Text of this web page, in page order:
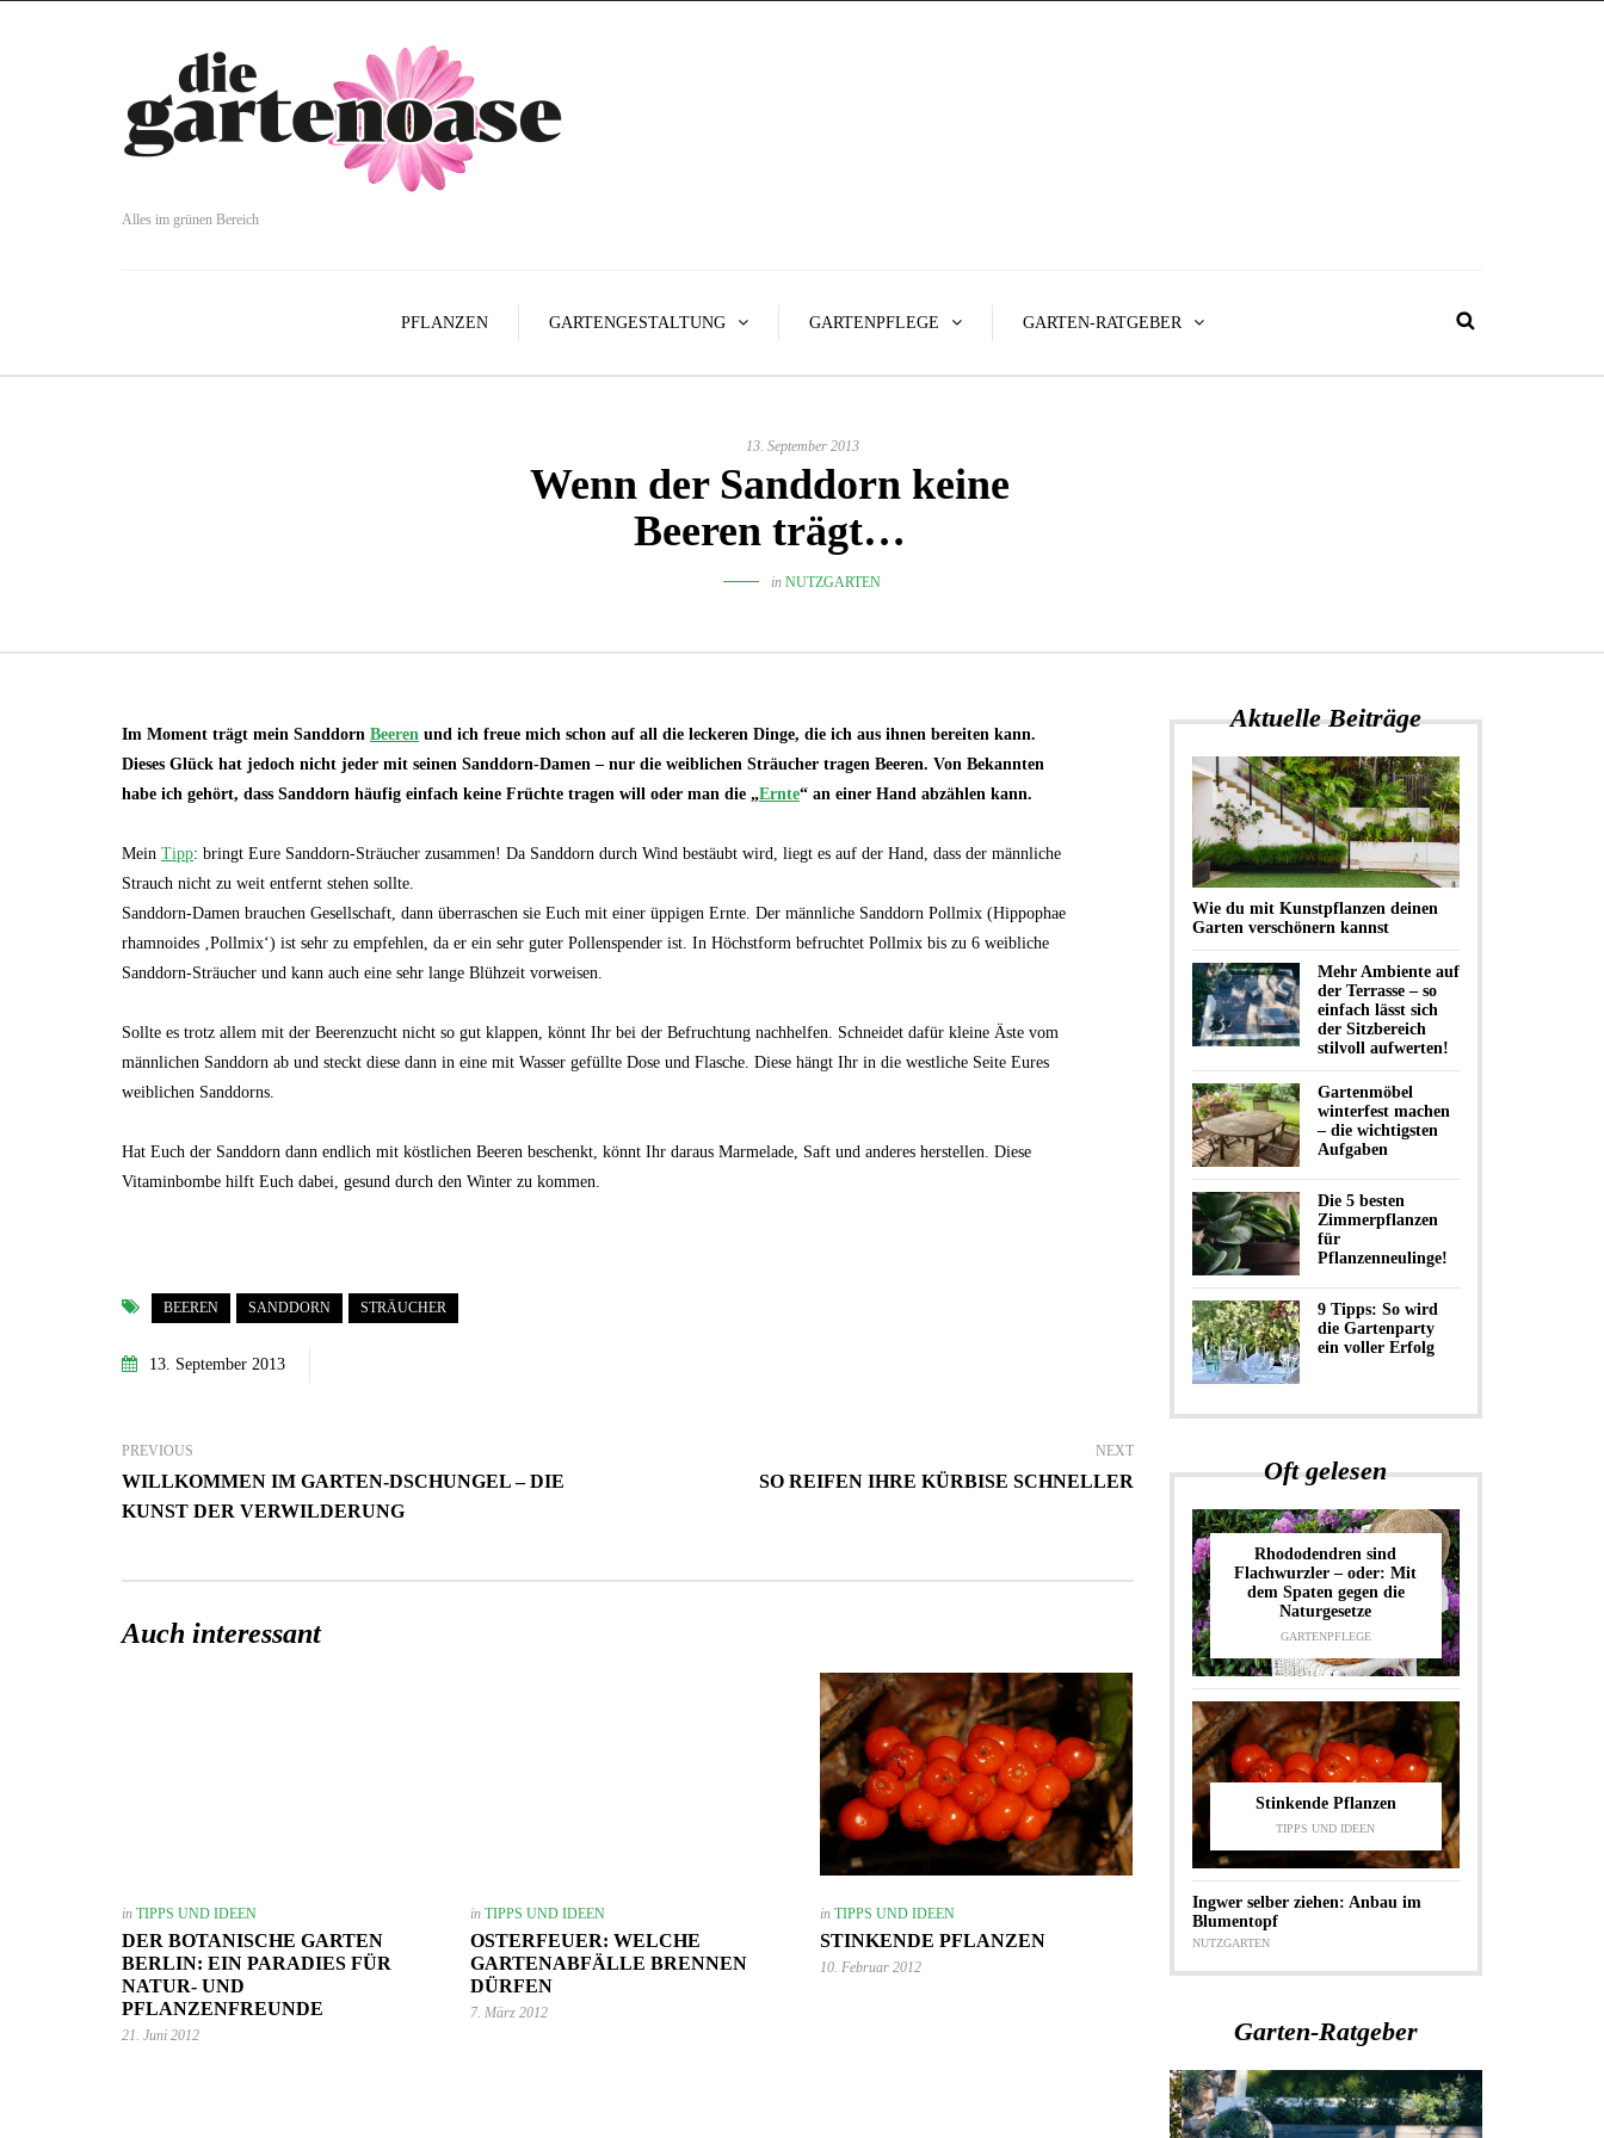
Alles im grünen Bereich
PFLANZEN GARTENGESTALTUNG GARTENPFLEGE GARTEN-RATGEBER
13. September 2013
Wenn der Sanddorn keine
Beeren trägt…
in NUTZGARTEN
Im Moment trägt mein Sanddorn Beeren und ich freue mich schon auf all die leckeren Dinge, die ich aus ihnen bereiten kann.
Dieses Glück hat jedoch nicht jeder mit seinen Sanddorn-Damen – nur die weiblichen Sträucher tragen Beeren. Von Bekannten
habe ich gehört, dass Sanddorn häufig einfach keine Früchte tragen will oder man die „Ernte“ an einer Hand abzählen kann.
Mein Tipp: bringt Eure Sanddorn-Sträucher zusammen! Da Sanddorn durch Wind bestäubt wird, liegt es auf der Hand, dass der männliche
Strauch nicht zu weit entfernt stehen sollte.
Sanddorn-Damen brauchen Gesellschaft, dann überraschen sie Euch mit einer üppigen Ernte. Der männliche Sanddorn Pollmix (Hippophae
rhamnoides ‚Pollmix‘) ist sehr zu empfehlen, da er ein sehr guter Pollenspender ist. In Höchstform befruchtet Pollmix bis zu 6 weibliche
Sanddorn-Sträucher und kann auch eine sehr lange Blühzeit vorweisen.
Sollte es trotz allem mit der Beerenzucht nicht so gut klappen, könnt Ihr bei der Befruchtung nachhelfen. Schneidet dafür kleine Äste vom
männlichen Sanddorn ab und steckt diese dann in eine mit Wasser gefüllte Dose und Flasche. Diese hängt Ihr in die westliche Seite Eures
weiblichen Sanddorns.
Hat Euch der Sanddorn dann endlich mit köstlichen Beeren beschenkt, könnt Ihr daraus Marmelade, Saft und anderes herstellen. Diese
Vitaminbombe hilft Euch dabei, gesund durch den Winter zu kommen.
BEEREN SANDDORN STRÄUCHER
13. September 2013
PREVIOUS
WILLKOMMEN IM GARTEN-DSCHUNGEL – DIE
KUNST DER VERWILDERUNG
NEXT
SO REIFEN IHRE KÜRBISE SCHNELLER
Auch interessant
in TIPPS UND IDEEN
DER BOTANISCHE GARTEN
BERLIN: EIN PARADIES FÜR
NATUR- UND
PFLANZENFREUNDE
21. Juni 2012
inTIPPS UND IDEEN
OSTERFEUER: WELCHE
GARTENABFÄLLE BRENNEN
DÜRFEN
7. März 2012
in TIPPS UND IDEEN
STINKENDE PFLANZEN
10. Februar 2012
Aktuelle Beiträge
Wie du mit Kunstpflanzen deinen
Garten verschönern kannst
Mehr Ambiente auf
der Terrasse – so
einfach lässt sich
der Sitzbereich
stilvoll aufwerten!
Gartenmöbel
winterfest machen
– die wichtigsten
Aufgaben
Die 5 besten
Zimmerpflanzen
für
Pflanzenneulinge!
9 Tipps: So wird
die Gartenparty
ein voller Erfolg
Oft gelesen
Rhododendren sind
Flachwurzler – oder: Mit
dem Spaten gegen die
Naturgesetze
GARTENPFLEGE
Stinkende Pflanzen
TIPPS UND IDEEN
Ingwer selber ziehen: Anbau im
Blumentopf
NUTZGARTEN
Garten-Ratgeber